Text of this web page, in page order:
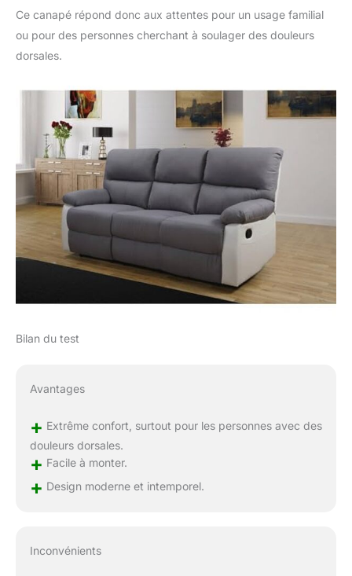
Ce canapé répond donc aux attentes pour un usage familial
ou pour des personnes cherchant à soulager des douleurs
dorsales.
Bilan du test
Avantages
+ Extrême confort, surtout pour les personnes avec des
douleurs dorsales.
+ Facile à monter.
+ Design moderne et intemporel.
Inconvénients